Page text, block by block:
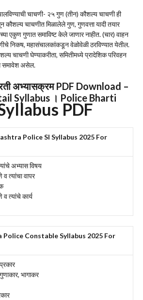
चाचणी- २५ गुण (तीन) कौशल्य चाचणी ही
चाचणीत मिळालेले गुण, गुणवत्ता यादी तयार
एकुण गुणात समाविष्ट केले जाणार नाहीत. (चार) वाहन
निकष, महासंचालकांकडून वेळोवेळी ठरविण्यात येतील.
चाचणी घेण्याकरीता, समितीमध्ये प्रादेशिक परिवहन
समावेश असेल.
अभ्यासक्रम PDF Download –
Syllabus । Police Bharti
PDF
Police SI Syllabus 2025 For
अभ्यास विषय
त्यांचा वापर
त्यांचे कार्य
Police Constable Syllabus 2025 For
भागाकर